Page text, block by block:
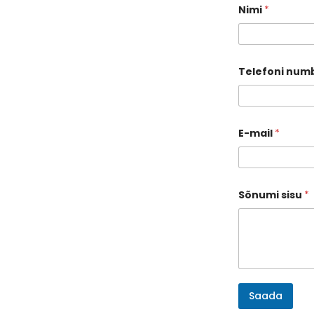
Nimi *
Telefoni
E-mail *
Sõnumi sisu *
Saada